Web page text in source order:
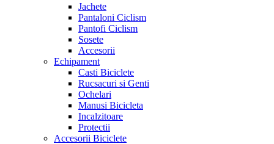
Jachete
Pantaloni Ciclism
Pantofi Ciclism
Sosete
Accesorii
Echipament
Casti Biciclete
Rucsacuri si Genti
Ochelari
Manusi Bicicleta
Incalzitoare
Protectii
Accesorii Biciclete